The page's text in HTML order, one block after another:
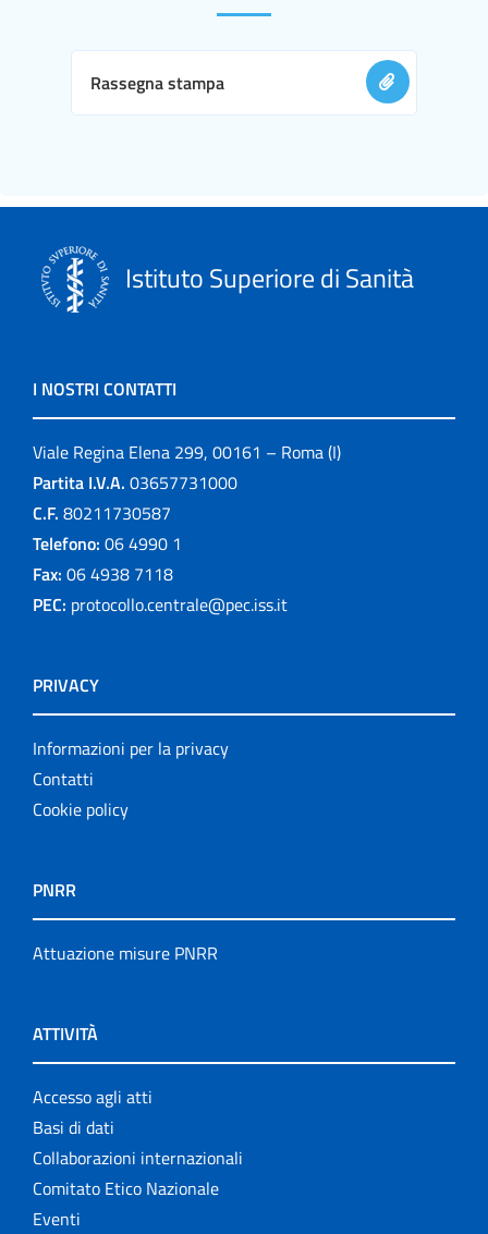
Rassegna stampa
Istituto Superiore di Sanità
I NOSTRI CONTATTI
Viale Regina Elena 299, 00161 – Roma (I)
Partita I.V.A. 03657731000
C.F. 80211730587
Telefono: 06 4990 1
Fax: 06 4938 7118
PEC: protocollo.centrale@pec.iss.it
PRIVACY
Informazioni per la privacy
Contatti
Cookie policy
PNRR
Attuazione misure PNRR
ATTIVITÀ
Accesso agli atti
Basi di dati
Collaborazioni internazionali
Comitato Etico Nazionale
Eventi